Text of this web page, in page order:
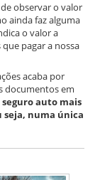
observar o valor
ainda faz alguma
o valor a
pagar a nossa
acaba por
documentos em
auto mais
seja, numa única